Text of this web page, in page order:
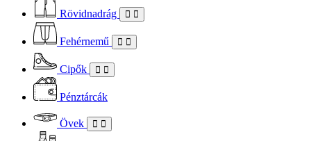
Rövidnadrág
Fehérnemű
Cipők
Pénztárcák
Övek